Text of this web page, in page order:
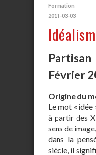
Formation
2011-03-03
Février
Origine du
Le mot « idée
à partir des
sens de
dans la
siècle, il